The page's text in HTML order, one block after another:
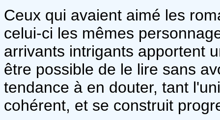
Ceux qui avaient aimé les
celui-ci les mêmes
arrivants intrigants apportent
être possible de le lire sans
tendance à en douter, tant
cohérent, et se construit